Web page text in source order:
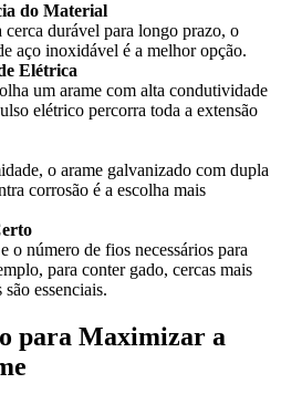
do Material
cerca durável para longo prazo, o
aço inoxidável é a melhor opção.
Elétrica
um arame com alta condutividade
elétrico percorra toda a extensão
o arame galvanizado com dupla
corrosão é a escolha mais
o número de fios necessários para
para conter gado, cercas mais
essenciais.
para Maximizar a